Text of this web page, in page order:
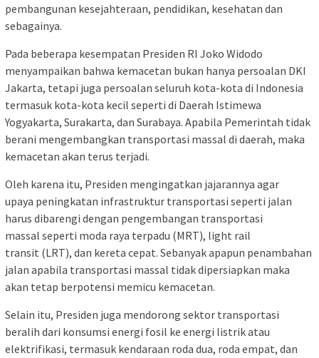
pembangunan kesejahteraan, pendidikan, kesehatan dan
sebagainya.
Pada beberapa kesempatan Presiden RI Joko Widodo
menyampaikan bahwa kemacetan bukan hanya persoalan DKI
Jakarta, tetapi juga persoalan seluruh kota-kota di Indonesia
termasuk kota-kota kecil seperti di Daerah Istimewa
Yogyakarta, Surakarta, dan Surabaya. Apabila Pemerintah tidak
berani mengembangkan transportasi massal di daerah, maka
kemacetan akan terus terjadi.
Oleh karena itu, Presiden mengingatkan jajarannya agar
upaya peningkatan infrastruktur transportasi seperti jalan
harus dibarengi dengan pengembangan transportasi
massal seperti moda raya terpadu (MRT), light rail
transit (LRT), dan kereta cepat. Sebanyak apapun penambahan
jalan apabila transportasi massal tidak dipersiapkan maka
akan tetap berpotensi memicu kemacetan.
Selain itu, Presiden juga mendorong sektor transportasi
beralih dari konsumsi energi fosil ke energi listrik atau
elektrifikasi, termasuk kendaraan roda dua, roda empat, dan